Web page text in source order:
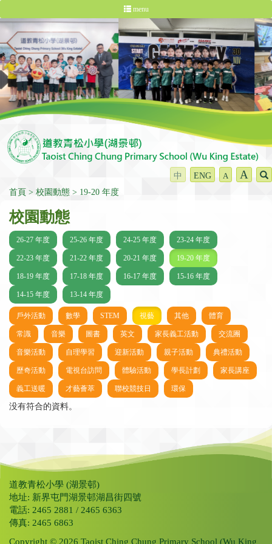
menu
中 ENG A A
首頁 校園動態 19-20 年度
校園動態
26-27 年度 25-26 年度 24-25 年度 23-24 年度
22-23 年度 21-22 年度 20-21 年度 19-20 年度
18-19 年度 17-18 年度 16-17 年度 15-16 年度
14-15 年度 13-14 年度
戶外活動 數學 STEM 視藝 其他 體育
常識 音樂 圖書 英文 家長義工活動 交流團
音樂活動 自理學習 迎新活動 親子活動 典禮活動
歷奇活動 電視台訪問 體驗活動 學長計劃 家長講座
義工送暖 才藝薈萃 聯校競技日 環保
没有符合的資料。
道教青松小學 (湖景邨)
地址: 新界屯門湖景邨湖昌街四號
電話: 2465 2881 / 2465 6363
傳真: 2465 6863
Copyright © 2026 Taoist Ching Chung Primary School (Wu King